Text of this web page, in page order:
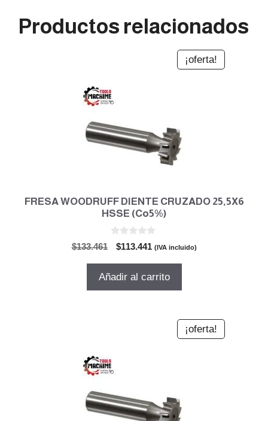
Productos relacionados
¡oferta!
FRESA WOODRUFF DIENTE CRUZADO 25,5X6
HSSE (Co5%)
$133.461
El
original
$113.441 El
actual
(IVA incluido)
Añadir al carrito
¡oferta!